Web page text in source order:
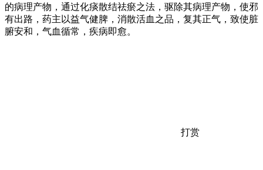
的病理产物，通过化痰散结祛瘀之法，驱除其病理产物，使邪
有出路，药主以益气健脾，消散活血之品，复其正气，致使脏
腑安和，气血循常，疾病即愈。
打赏